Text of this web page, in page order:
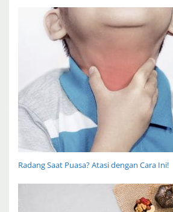
Radang Saat Puasa? Atasi dengan Cara Ini!